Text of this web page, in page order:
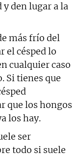
y den lugar a la
más frío del
el césped lo
cualquier caso
Si tienes que
que los hongos
los hay.
ser
todo si suele